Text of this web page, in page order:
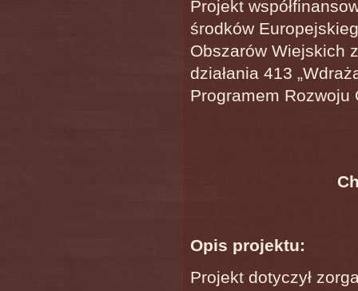
Projekt
środków
Obszarów Wiejskich
działania 413
Programem
Opis projektu:
Projekt dotyczył